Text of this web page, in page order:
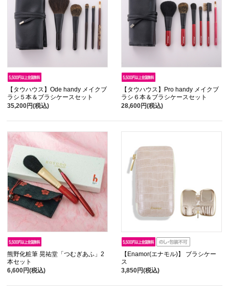
【タウハウス】Ode handy メイクブ
ラシ５本＆ブラシケースセット
35,200円(税込)
【タウハウス】Pro handy メイクブ
ラシ６本＆ブラシケースセット
28,600円(税込)
熊野化粧筆 晃祐堂「つむぎあふ」2
本セット
6,600円(税込)
【Enamor(エナモル)】 ブラシケー
ス
3,850円(税込)